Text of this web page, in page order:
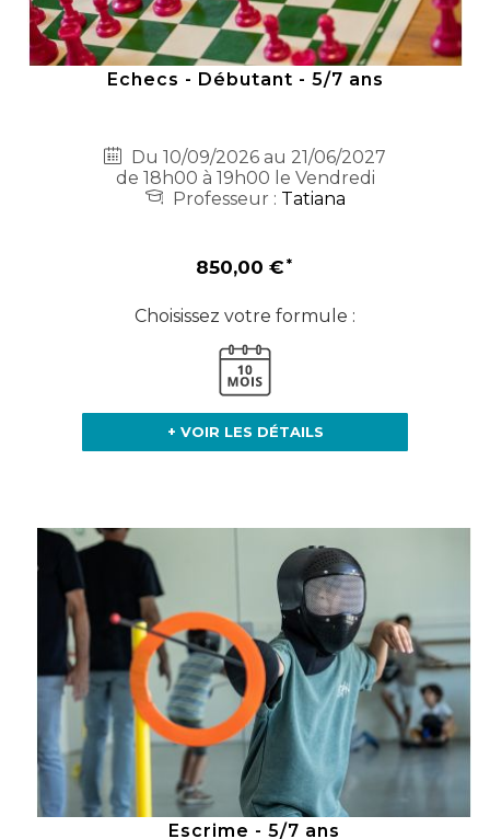
Echecs - Débutant - 5/7 ans
Du 10/09/2026 au 21/06/2027
de 18h00 à 19h00 le Vendredi
Professeur : Tatiana
850,00 €
Choisissez votre formule :
+ VOIR LES DÉTAILS
Escrime - 5/7 ans